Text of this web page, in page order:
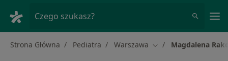
Czego szukasz?
Strona Główna Pediatra Warszawa Zmień miasto
Magdalena